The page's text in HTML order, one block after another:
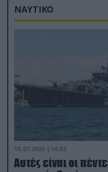
ΝΑΥΤΙΚΟ
15.07.2026 | 16:03
Aυτές είναι οι